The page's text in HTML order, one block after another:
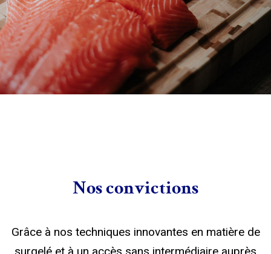
Nos convictions
Grâce à nos techniques innovantes en matière de